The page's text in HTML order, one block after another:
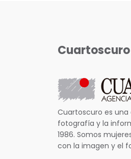
Cuartoscuro
Cuartoscuro es
fotografía y la
1986. Somos
con la imagen y el